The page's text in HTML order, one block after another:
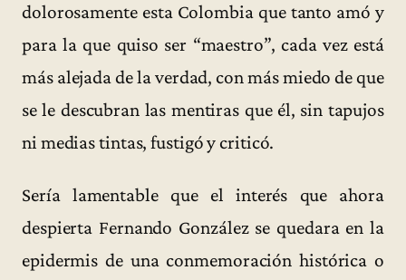
dolorosamente esta Colombia que tanto amó y
para la que quiso ser “maestro”, cada vez está
más alejada de la verdad, con más miedo de que
se le descubran las mentiras que él, sin tapujos
ni medias tintas, fustigó y criticó.
Sería lamentable que el interés que ahora
despierta Fernando González se quedara en la
epidermis de una conmemoración histórica o